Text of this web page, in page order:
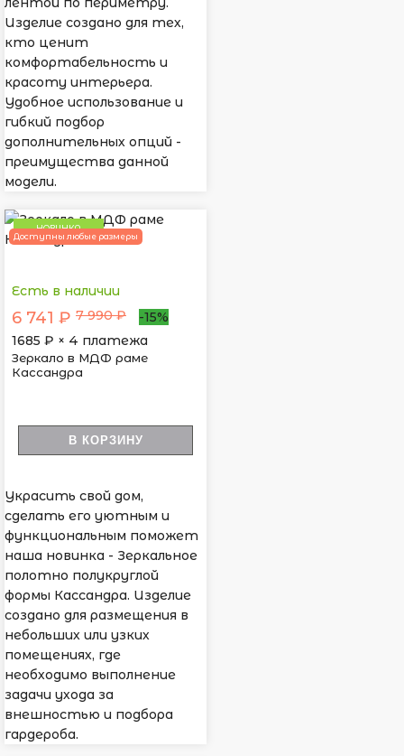
Изделие создано для тех,
кто ценит
комфортабельность и
красоту интерьера.
Удобное использование и
гибкий подбор
дополнительных опций -
преимущества данной
модели.
НОВИНКА
Доступны любые размеры
Есть в наличии
6 741 ₽ 7 990 ₽
-15%
1685 ₽ × 4 платежа
Зеркало в МДФ раме
Кассандра
В КОРЗИНУ
Украсить свой дом,
сделать его уютным и
функциональным поможет
наша новинка - Зеркальное
полотно полукруглой
формы Кассандра. Изделие
создано для размещения в
небольших или узких
помещениях, где
необходимо выполнение
задачи ухода за
внешностью и подбора
гардероба.